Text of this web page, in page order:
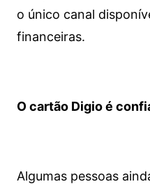
o único canal
financeiras.
O cartão Digio é
Algumas pessoas